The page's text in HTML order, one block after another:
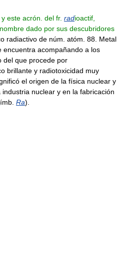
y este acrón. del fr. radioactif,
, nombre dado por sus descubridores
radiactivo de núm. atóm. 88. Metal
encuentra acompañando a los
del que procede por
brillante y radiotoxicidad muy
el origen de la física nuclear y
nuclear y en la fabricación
ímb. Ra).